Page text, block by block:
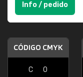
Info / pedido
CÓDIGO CMYK
C
0